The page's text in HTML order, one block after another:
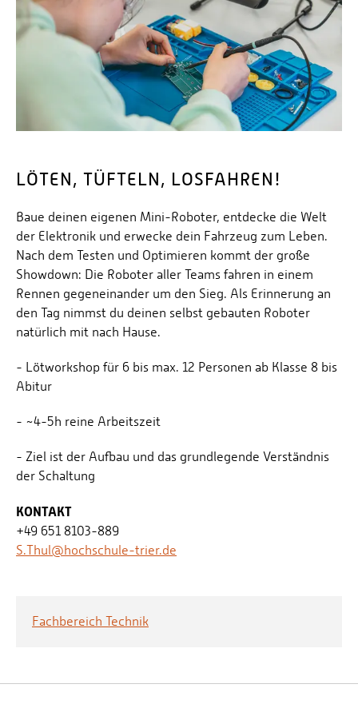
Personalvertretungen
Schwerbehindertenvertretungen
Informationssicherheit
Personalentwicklung
Personensuche
LÖTEN, TÜFTELN, LOSFAHREN!
Baue deinen eigenen Mini-Roboter, entdecke die Welt
der Elektronik und erwecke dein Fahrzeug zum Leben.
Nach dem Testen und Optimieren kommt der große
Showdown: Die Roboter aller Teams fahren in einem
Rennen gegeneinander um den Sieg. Als Erinnerung an
den Tag nimmst du deinen selbst gebauten Roboter
natürlich mit nach Hause.
- Lötworkshop für 6 bis max. 12 Personen ab Klasse 8 bis
Abitur
- ~4-5h reine Arbeitszeit
- Ziel ist der Aufbau und das grundlegende Verständnis
der Schaltung
KONTAKT
+49 651 8103-889
S.Thul@hochschule-trier.de
Fachbereich Technik